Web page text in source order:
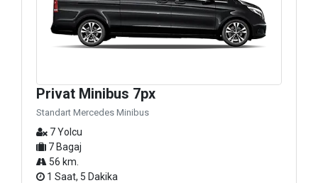
Privat Minibus 7px
Standart Mercedes Minibus
7 Yolcu
7 Bagaj
56 km.
1 Saat, 5 Dakika